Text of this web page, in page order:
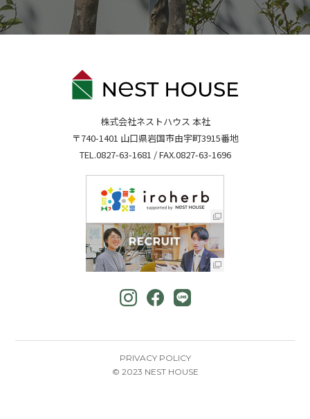
株式会社ネストハウス 本社
〒740-1401 山口県岩国市由宇町3915番地
TEL.0827-63-1681 / FAX.0827-63-1696
PRIVACY POLICY
© 2023 NEST HOUSE